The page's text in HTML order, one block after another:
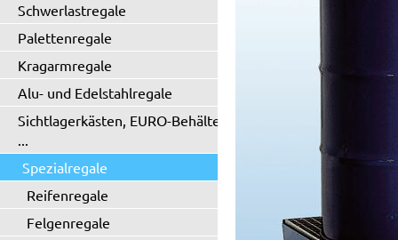
Schwerlastregale
Palettenregale
Kragarmregale
Alu- und Edelstahlregale
Sichtlagerkästen, EURO-Behälter
...
Spezialregale
Reifenregale
Felgenregale